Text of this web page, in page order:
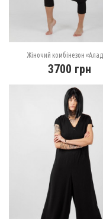
Жіночий комбінезон
3700 грн